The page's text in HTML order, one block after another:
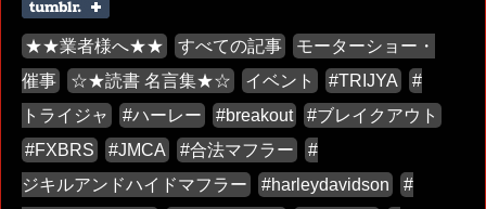
★★業者様へ★★ すべての記事
モーターショー・
催事
☆★読書 名言集★☆ イベント #TRIJYA
#
トライジャ
#ハーレー #breakout
#ブレイクアウト
#FXBRS
#JMCA #合法マフラー
#
ジキルアンドハイドマフラー
#harleydavidson
#